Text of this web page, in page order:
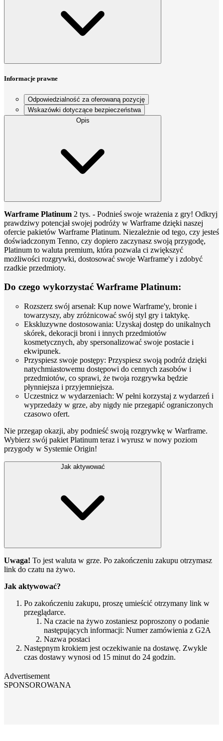
Informacje prawne
Odpowiedzialność za oferowaną pozycję
Wskazówki dotyczące bezpieczeństwa
Opis
Warframe Platinum 2 tys. - Podnieś swoje wrażenia z gry! Odkryj
prawdziwy potencjał swojej podróży w Warframe dzięki naszej
ofercie pakietów Warframe Platinum. Niezależnie od tego, czy jesteś
doświadczonym Tenno, czy dopiero zaczynasz swoją przygodę,
Platinum to waluta premium, która pozwala ci zwiększyć
możliwości rozgrywki, dostosować swoje Warframe'y i zdobyć
rzadkie przedmioty.
Do czego wykorzystać Warframe Platinum:
Rozszerz swój arsenał: Kup nowe Warframe'y, bronie i
towarzyszy, aby zróżnicować swój styl gry i taktykę.
Ekskluzywne dostosowania: Uzyskaj dostęp do unikalnych
skórek, dekoracji broni i innych przedmiotów
kosmetycznych, aby spersonalizować swoje postacie i
ekwipunek.
Przyspiesz swoje postępy: Przyspiesz swoją podróż dzięki
natychmiastowemu dostępowi do cennych zasobów i
przedmiotów, co sprawi, że twoja rozgrywka będzie
płynniejsza i przyjemniejsza.
Uczestnicz w wydarzeniach: W pełni korzystaj z wydarzeń i
wyprzedaży w grze, aby nigdy nie przegapić ograniczonych
czasowo ofert.
Nie przegap okazji, aby podnieść swoją rozgrywkę w Warframe.
Wybierz swój pakiet Platinum teraz i wyrusz w nowy poziom
przygody w Systemie Origin!
Jak aktywować
Uwaga! To jest waluta w grze. Po zakończeniu zakupu otrzymasz
link do czatu na żywo.
Jak aktywować?
Po zakończeniu zakupu, proszę umieścić otrzymany link w
przeglądarce.
Na czacie na żywo zostaniesz poproszony o podanie
następujących informacji: Numer zamówienia z G2A
Nazwa postaci
Następnym krokiem jest oczekiwanie na dostawę. Zwykle
czas dostawy wynosi od 15 minut do 24 godzin.
Advertisement
SPONSOROWANA